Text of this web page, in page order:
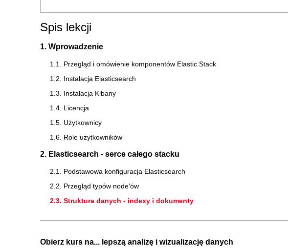
Spis lekcji
1. Wprowadzenie
1.1. Przegląd i omówienie komponentów Elastic Stack
1.2. Instalacja Elasticsearch
1.3. Instalacja Kibany
1.4. Licencja
1.5. Użytkownicy
1.6. Role użytkowników
2. Elasticsearch - serce całego stacku
2.1. Podstawowa konfiguracja Elasticsearch
2.2. Przegląd typów node'ów
2.3. Struktura danych - indexy i dokumenty
2.6. Wykorzystanie runtime fields
Obierz kurs na... lepszą analizę i wizualizację danych